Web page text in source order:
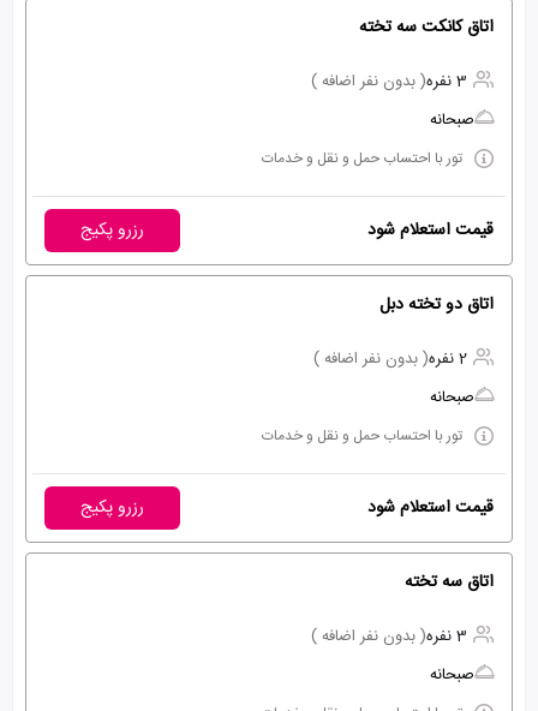
اتاق کانکت سه تخته
3 نفره
( بدون نفر اضافه )
صبحانه
تور با احتساب حمل و نقل و خدمات
قیمت استعلام شود رزرو پکیج
اتاق دو تخته دبل
2 نفره
( بدون نفر اضافه )
صبحانه
تور با احتساب حمل و نقل و خدمات
قیمت استعلام شود رزرو پکیج
اتاق سه تخته
3 نفره
( بدون نفر اضافه )
صبحانه